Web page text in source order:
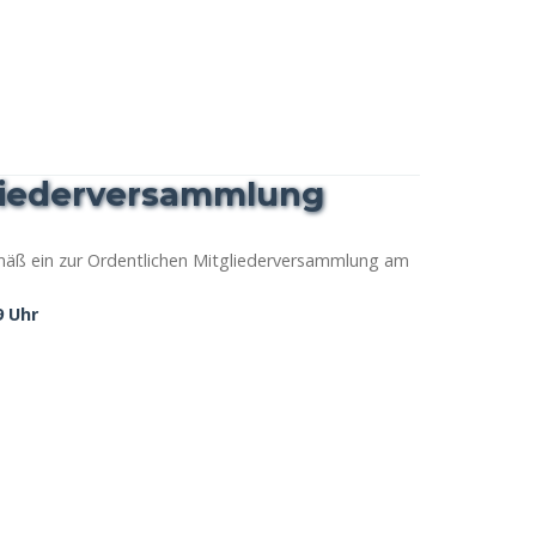
ein zur Ordentlichen Mitgliederversammlung am
Uhr